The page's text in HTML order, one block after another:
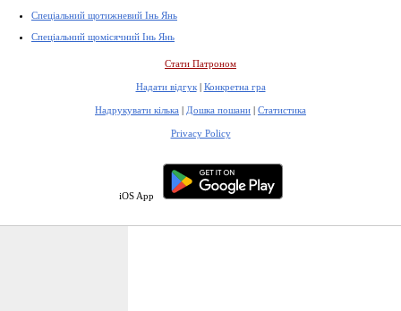
Спеціальний щотижневий Інь Янь
Спеціальний щомісячний Інь Янь
Стати Патроном
Надати відгук| Конкретна гра
Надрукувати кілька | Дошка пошани | Статистика
Privacy Policy
iOS App